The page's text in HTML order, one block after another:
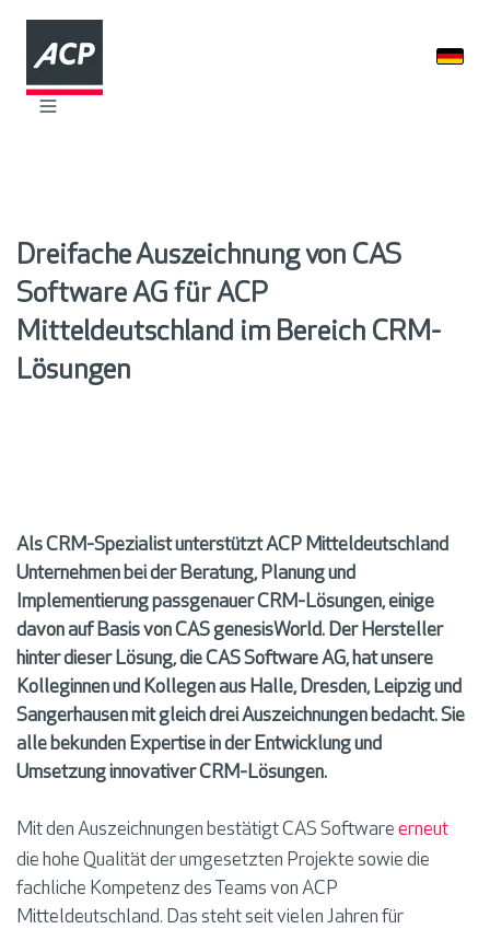
Dreifache Auszeichnung von CAS
Software AG für ACP
Mitteldeutschland im Bereich CRM-
Lösungen
Als CRM-Spezialistunterstützt ACP Mitteldeutschland
Unternehmen bei der Beratung, Planung und
Implementierung passgenauer CRM-Lösungen,einige
davonaufBasisvonCAS genesisWorld. Der Hersteller
hinter dieser Lösung, die CAS Software AG, hatunsere
Kolleginnen und Kollegenaus Halle,Dresden, Leipzigund
Sangerhausenmitgleichdrei Auszeichnungen bedacht. Sie
alle bekunden Expertisein der Entwicklung und
Umsetzung innovativer CRM-Lösungen.
Mit den Auszeichnungen bestätigtCAS Software erneut
die hohe Qualität derumgesetzten Projekte sowie die
fachliche Kompetenz des Teams von ACP
Mitteldeutschland. Das stehtseit vielen Jahren für